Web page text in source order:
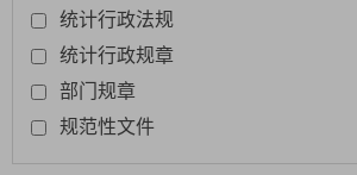
统计行政法规
统计行政规章
部门规章
规范性文件